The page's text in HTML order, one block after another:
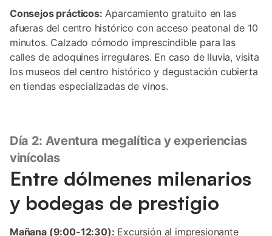
Consejos prácticos: Aparcamiento gratuito en las
afueras del centro histórico con acceso peatonal de 10
minutos. Calzado cómodo imprescindible para las
calles de adoquines irregulares. En caso de lluvia, visita
los museos del centro histórico y degustación cubierta
en tiendas especializadas de vinos.
Día 2: Aventura megalítica y experiencias
vinícolas
Entre dólmenes milenarios
y bodegas de prestigio
Mañana (9:00-12:30): Excursión al impresionante